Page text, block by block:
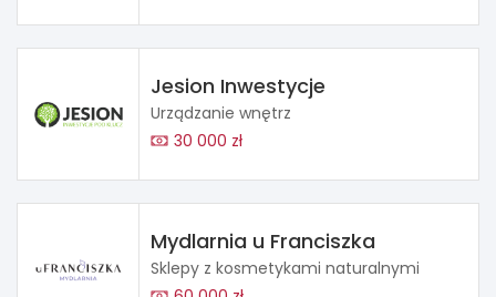
Jesion Inwestycje
Urządzanie wnętrz
30 000 zł
Mydlarnia u Franciszka
Sklepy z kosmetykami naturalnymi